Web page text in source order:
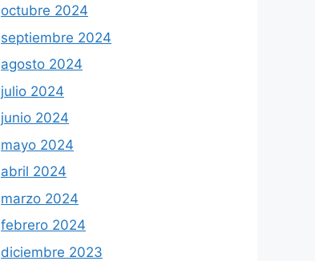
octubre 2024
septiembre 2024
agosto 2024
julio 2024
junio 2024
mayo 2024
abril 2024
marzo 2024
febrero 2024
diciembre 2023